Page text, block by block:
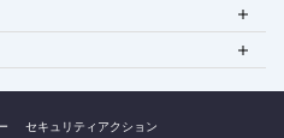
セキュリティアクション